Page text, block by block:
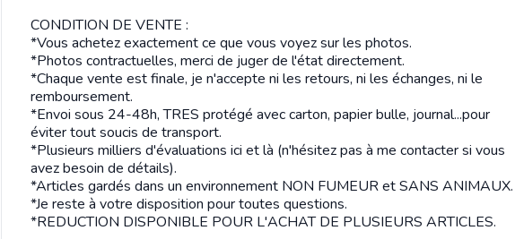
CONDITION DE VENTE :
*Vous achetez exactement ce que vous voyez sur les photos.
*Photos contractuelles, merci de juger de l'état directement.
*Chaque vente est finale, je n'accepte ni les retours, ni les échanges, ni le
remboursement.
*Envoi sous 24-48h, TRES protégé avec carton, papier bulle, journal...pour
éviter tout soucis de transport.
*Plusieurs milliers d'évaluations ici et là (n'hésitez pas à me contacter si vous
avez besoin de détails).
*Articles gardés dans un environnement NON FUMEUR et SANS ANIMAUX.
*Je reste à votre disposition pour toutes questions.
*REDUCTION DISPONIBLE POUR L'ACHAT DE PLUSIEURS ARTICLES.